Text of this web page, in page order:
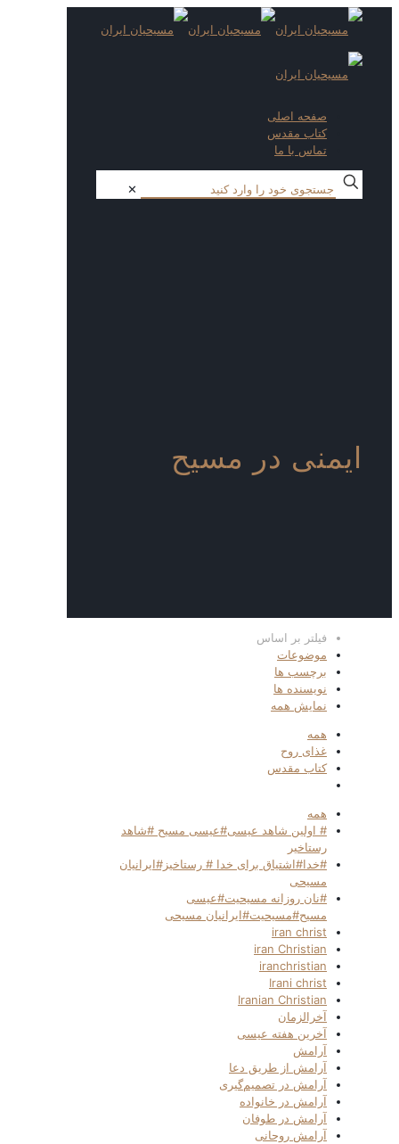
صفحه اصلی
کتاب مقدس
تماس با ما
✕
ایمنی در مسیح
فیلتر بر اساس
موضوعات
برچسب ها
نویسنده ها
نمایش همه
همه
غذای روح
کتاب مقدس
همه
# اولین شاهد عیسی#عیسی مسیح #شاهد
رستاخیر
#خدا#اشتیاق برای خدا # رستاخیز#ایرانیان
مسیحی
#نان روزانه مسیحیت#عیسی
مسیح#مسیحیت#ایرانیان مسیحی
iran christ
iran Christian
iranchristian
Irani christ
Iranian Christian
آخرالزمان
آخرین هفته عیسی
آرامش
آرامش از طریق دعا
آرامش در تصمیم‌گیری
آرامش در خانواده
آرامش در طوفان
آرامش روحانی